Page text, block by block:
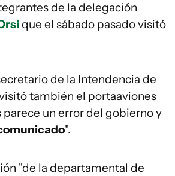
de la delegación
que el sábado pasado visitó
de la Intendencia de
también el portaaviones
un error del gobierno y
".
"de la departamental de